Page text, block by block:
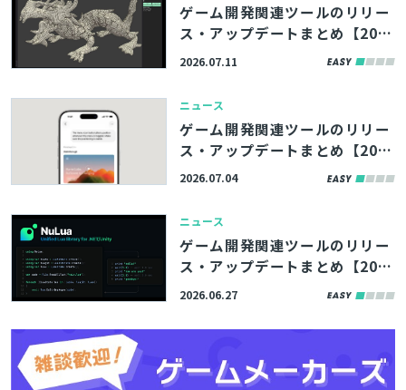
ゲーム開発関連ツールのリリー
ス・アップデートまとめ【202
6/7/11】
2026.07.11
ニュース
ゲーム開発関連ツールのリリー
ス・アップデートまとめ【202
6/7/4】
2026.07.04
ニュース
ゲーム開発関連ツールのリリー
ス・アップデートまとめ【202
6/6/27】
2026.06.27